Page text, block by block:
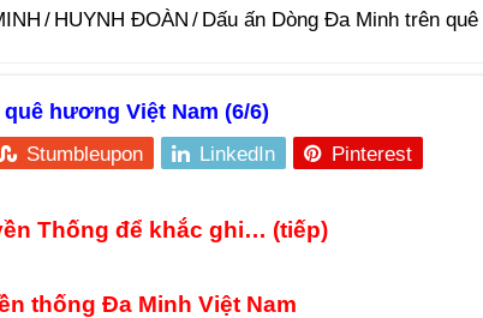
/ HUYNH ĐOÀN / Dấu ấn Dòng Đa Minh trên quê
hương Việt Nam (6/6)
Stumbleupon LinkedIn Pinterest
Thống để khắc ghi… (tiếp)
thống Đa Minh Việt Nam